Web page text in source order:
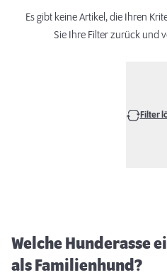
Es gibt keine Artikel, die Ihren
Sie Ihre Filter zurück und
Filter
Welche Hunderasse
als Familienhund?